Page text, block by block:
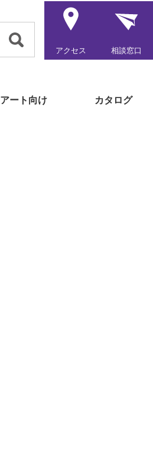
アクセス 相談窓口
アート向け カタログ